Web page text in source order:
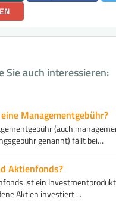
Sie auch interessieren:
Managementgebühr?
(auch
genannt) fällt bei…
Aktienfonds?
ist ein
Aktien investiert ...